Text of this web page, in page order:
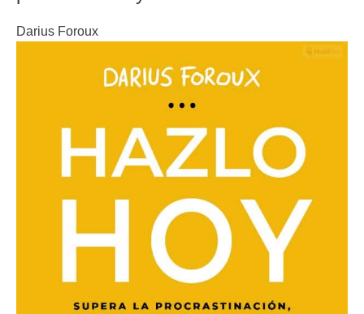
Darius Foroux